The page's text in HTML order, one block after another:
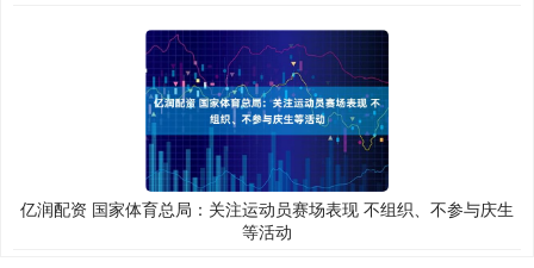
亿润配资 国家体育总局：关注运动员赛场表现 不组织、不参与庆生
等活动